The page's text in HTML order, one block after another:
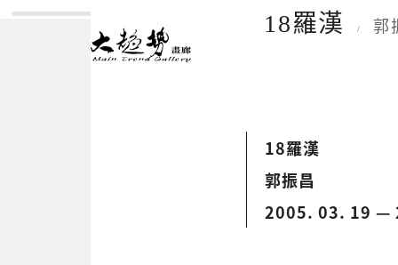
18羅漢 / 郭
18羅漢
郭振昌
2005. 03. 19 —